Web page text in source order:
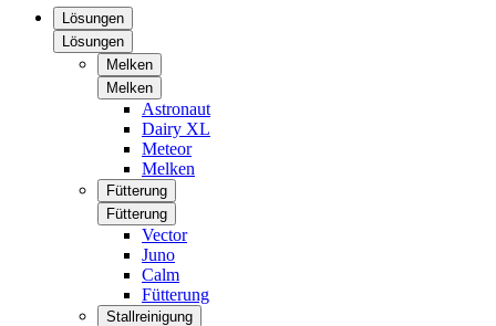
Lösungen
Lösungen
Melken
Melken
Astronaut
Dairy XL
Meteor
Melken
Fütterung
Fütterung
Vector
Juno
Calm
Fütterung
Stallreinigung